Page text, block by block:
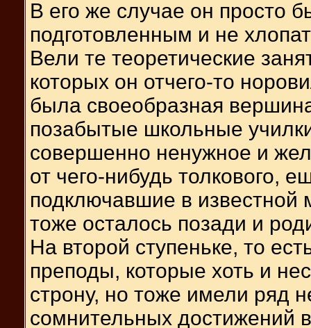
В его же случае он просто
подготовленным и не
Вели те теоретические
которых он отчего-то
была своеобразная
позабытые школьные
совершенно ненужное и
от чего-нибудь толкового,
подключавшие в известной
тоже осталось позади и
На второй ступеньке, то
преподы, которые хоть и
строну, но тоже имели ряд
сомнительных достижений